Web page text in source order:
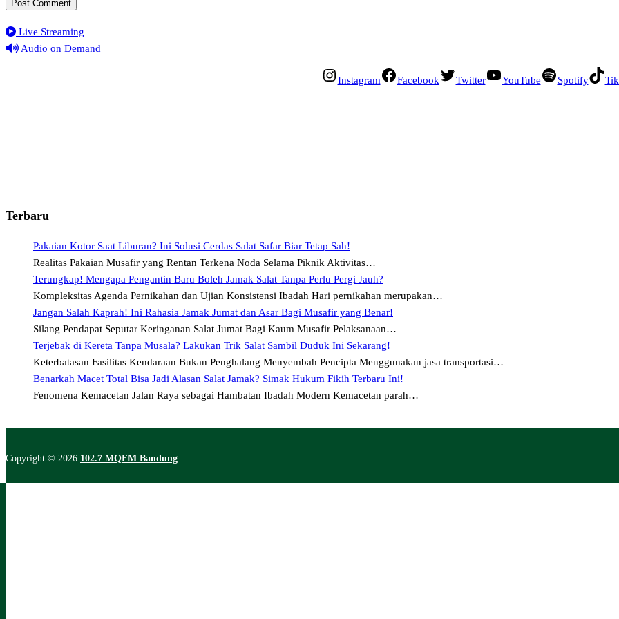
Live Streaming
Audio on Demand
Instagram Facebook Twitter YouTube Spotify
Terbaru
Pakaian Kotor Saat Liburan? Ini Solusi Cerdas Salat Safar Biar Tetap Sah!
Realitas Pakaian Musafir yang Rentan Terkena Noda Selama Piknik Aktivitas…
Terungkap! Mengapa Pengantin Baru Boleh Jamak Salat Tanpa Perlu Pergi Jauh?
Kompleksitas Agenda Pernikahan dan Ujian Konsistensi Ibadah Hari pernikahan merupakan…
Jangan Salah Kaprah! Ini Rahasia Jamak Jumat dan Asar Bagi Musafir yang Benar!
Silang Pendapat Seputar Keringanan Salat Jumat Bagi Kaum Musafir Pelaksanaan…
Terjebak di Kereta Tanpa Musala? Lakukan Trik Salat Sambil Duduk Ini Sekarang!
Keterbatasan Fasilitas Kendaraan Bukan Penghalang Menyembah Pencipta Menggunakan jasa transportasi…
Benarkah Macet Total Bisa Jadi Alasan Salat Jamak? Simak Hukum Fikih Terbaru Ini!
Fenomena Kemacetan Jalan Raya sebagai Hambatan Ibadah Modern Kemacetan parah…
Copyright © 2026 102.7 MQFM Bandung